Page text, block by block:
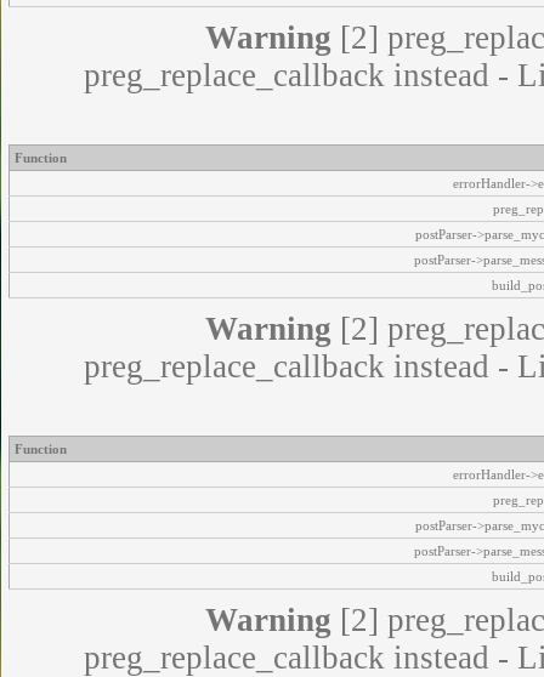
Warning [2]
preg_replace_callback instead -
Function
errorHandler-
postParser-
postParser-
Warning [2]
preg_replace_callback instead -
Function
errorHandler-
postParser-
postParser-
Warning [2]
preg_replace_callback instead -